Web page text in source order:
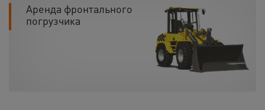
Аренда фронтального
погрузчика